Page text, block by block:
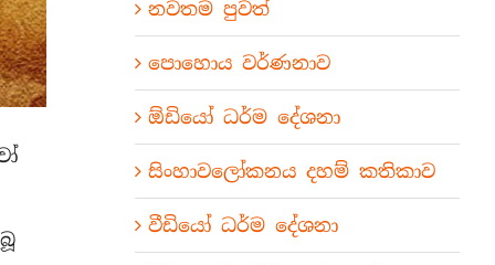
නවතම පුවත්
පොහොය වර්ණනාව
ඕඩියෝ ධර්ම දේශනා
සිංහාවලෝකනය දහම් කතිකාව
වීඩියෝ ධර්ම දේශනා